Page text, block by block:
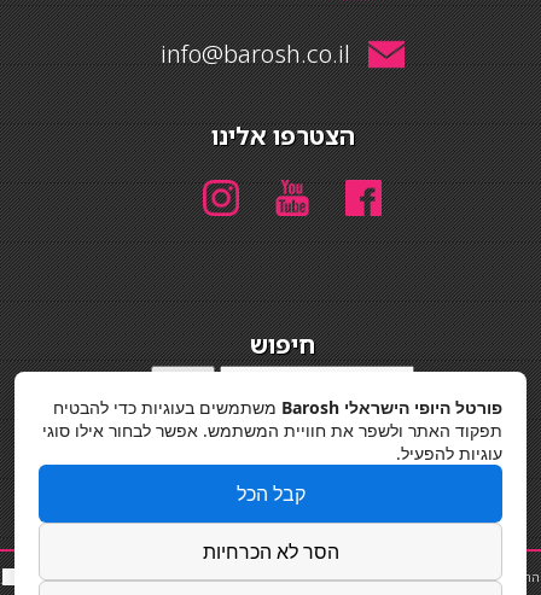
info@barosh.co.il
הצטרפו אלינו
חיפוש
מדיניות פרטיות
החלקות שיער|תאורה לבית|פאות ותוספות שיער|נייל סטודיו|תוספות שיער|שף פרטי|כ
סאות
פורטל היופי הישראלי Barosh
משתמשים בעוגיות כדי להבטיח
תפקוד האתר ולשפר את חוויית המשתמש. אפשר לבחור אילו סוגי
עוגיות להפעיל.
קבל הכל
הסר לא הכרחיות